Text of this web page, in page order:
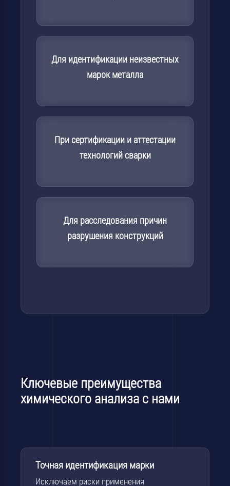
Для идентификации неизвестных
марок металла
При сертификации и аттестации
технологий сварки
Для расследования причин
разрушения конструкций
Ключевые преимущества
химического анализа с нами
Точная идентификация марки
Исключаем риски применения